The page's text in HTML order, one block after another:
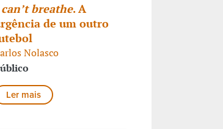
breathe. A
de um outro
Nolasco
Ler mais